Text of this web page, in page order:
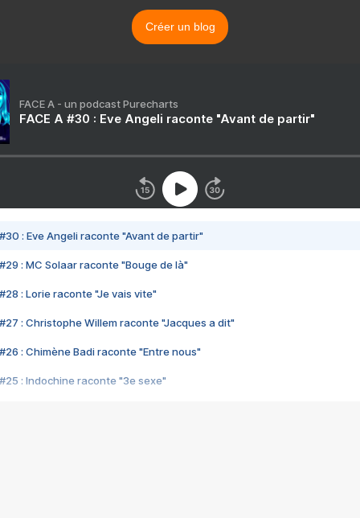
Créer un blog
FACE A - un podcast Purecharts
FACE A #30 : Eve Angeli raconte "Avant de partir"
#30 : Eve Angeli raconte "Avant de partir"
#29 : MC Solaar raconte "Bouge de là"
#28 : Lorie raconte "Je vais vite"
#27 : Christophe Willem raconte "Jacques a dit"
#26 : Chimène Badi raconte "Entre nous"
#25 : Indochine raconte "3e sexe"